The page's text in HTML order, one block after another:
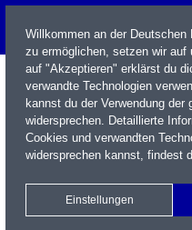
Willkommen an der
zu ermöglichen, setzen wir
auf "Akzeptieren" erklärst du
verwandte Technologien
kannst du der Verwendung
widersprechen. Detaillierte
Cookies und verwandten
widersprechen kannst, findest
Einstellungen